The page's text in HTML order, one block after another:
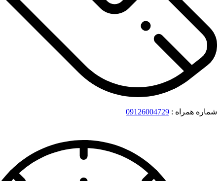
شماره همراه : 09126004729